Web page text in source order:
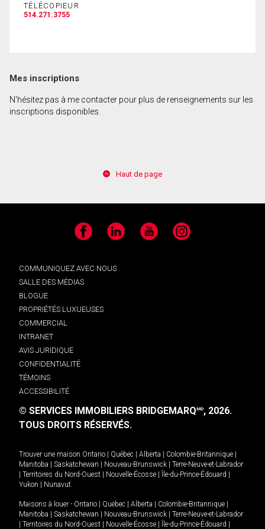
En cliquant sur le bouton « soumettre », vous
consentez à nos conditions d'utilisation et vous
nous fournissez l'autorisation écrite de
communiquer avec vous.
TÉLÉCOPIEUR
514.271.3755
Mes inscriptions
N'hésitez pas à me contacter pour plus de renseignements sur les
inscriptions disponibles.
Haut de page
Facebook LinkedIn YouTube Instagram
COMMUNIQUEZ AVEC NOUS
SALLE DES MÉDIAS
BLOGUE
PROPRIÉTÉS LUXUEUSES
COMMERCIAL
INTRANET
AVIS JURIDIQUE
CONFIDENTIALITÉ
TÉMOINS
ACCESSIBILITÉ
© SERVICES IMMOBILIERS BRIDGEMARQMD, 2026.
TOUS DROITS RÉSERVÉS.
Trouver une maison Ontario | Québec | Alberta | Colombie-Britannique |
Manitoba | Saskatchewan | Nouveau-Brunswick | Terre-Neuve-et-Labrador
| Territoires du Nord-Ouest | Nouvelle-Écosse | Île-du-Prince-Édouard |
Yukon | Nunavut.
Maisons à louer - Ontario | Québec | Alberta | Colombie-Britannique |
Manitoba | Saskatchewan | Nouveau-Brunswick | Terre-Neuve-et-Labrador
| Territoires du Nord-Ouest | Nouvelle-Écosse | Île-du-Prince-Édouard |